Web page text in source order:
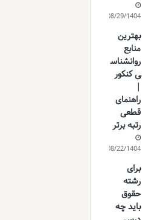
08/29/1404
بهترین
منابع
روانشناس
ی کنکور
|
راهنمای
قطعی
رتبه برتر
08/22/1404
برای
رشته
حقوق
باید چه